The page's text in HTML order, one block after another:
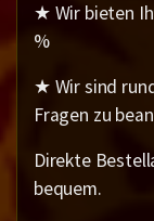
★ Wir bieten
%
★ Wir sind
Fragen zu
Direkte
bequem.